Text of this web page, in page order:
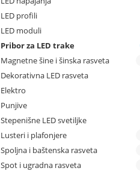
LED profili
LED moduli
Pribor za LED trake
Magnetne šine i šinska rasveta
Dekorativna LED rasveta
Elektro
Punjive
Stepenišne LED svetiljke
Lusteri i plafonjere
Spoljna i baštenska rasveta
Spot i ugradna rasveta